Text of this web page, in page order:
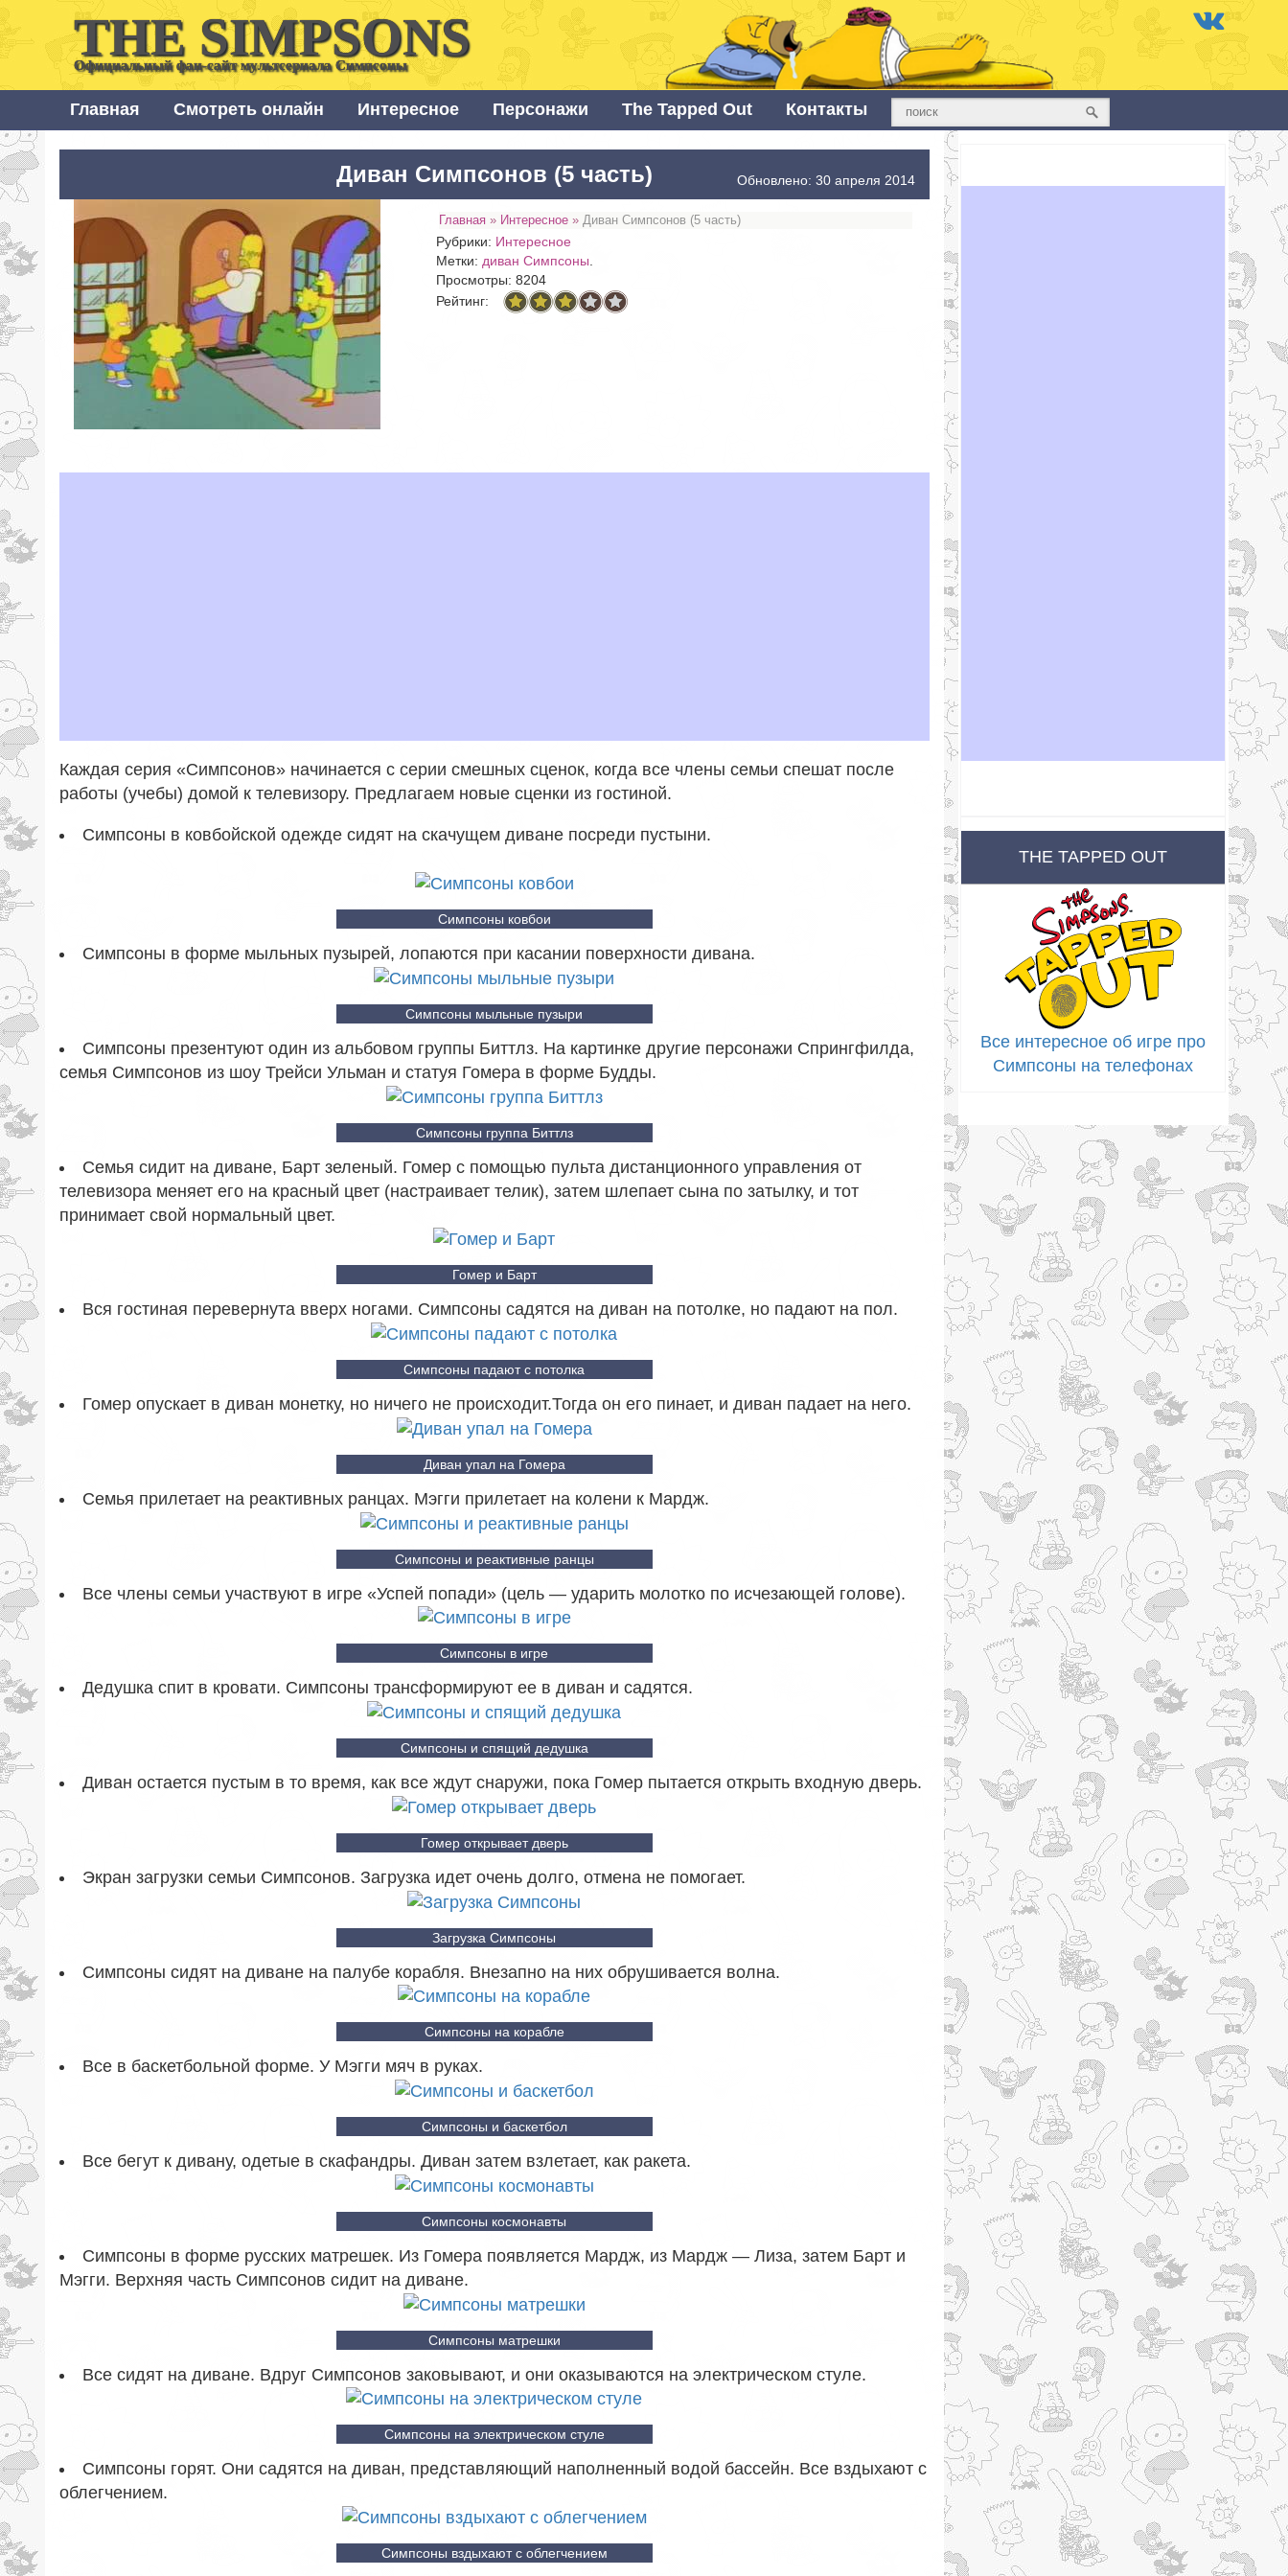
THE SIMPSONS
Официальный фан-сайт мультсериала Симпсоны
Главная Смотреть онлайн Интересное Персонажи The Tapped Out Контакты
Диван Симпсонов (5 часть) Обновлено: 30 апреля 2014
Главная » Интересное »Диван Симпсонов (5 часть)
Рубрики: Интересное
Метки: диван Симпсоны
Просмотры: 8204
Рейтинг:
Каждая серия «Симпсонов» начинается с серии смешных сценок, когда все члены семьи спешат после
работы (учебы) домой к телевизору. Предлагаем новые сценки из гостиной.
Симпсоны в ковбойской одежде сидят на скачущем диване посреди пустыни.
Симпсоны ковбои
Симпсоны в форме мыльных пузырей, лопаются при касании поверхности дивана.
Симпсоны мыльные пузыри
Симпсоны презентуют один из альбовом группы Биттлз. На картинке другие персонажи Спрингфилда,
семья Симпсонов из шоу Трейси Ульман и статуя Гомера в форме Будды.
Симпсоны группа Биттлз
Семья сидит на диване, Барт зеленый. Гомер с помощью пульта дистанционного управления от
телевизора меняет его на красный цвет (настраивает телик), затем шлепает сына по затылку, и тот
принимает свой нормальный цвет.
Гомер и Барт
Вся гостиная перевернута вверх ногами. Симпсоны садятся на диван на потолке, но падают на пол.
Симпсоны падают с потолка
Гомер опускает в диван монетку, но ничего не происходит.Тогда он его пинает, и диван падает на него.
Диван упал на Гомера
Семья прилетает на реактивных ранцах. Мэгги прилетает на колени к Мардж.
Симпсоны и реактивные ранцы
Все члены семьи участвуют в игре «Успей попади» (цель — ударить молотко по исчезающей голове).
Симпсоны в игре
Дедушка спит в кровати. Симпсоны трансформируют ее в диван и садятся.
Симпсоны и спящий дедушка
Диван остается пустым в то время, как все ждут снаружи, пока Гомер пытается открыть входную дверь.
Гомер открывает дверь
Экран загрузки семьи Симпсонов. Загрузка идет очень долго, отмена не помогает.
Загрузка Симпсоны
Симпсоны сидят на диване на палубе корабля. Внезапно на них обрушивается волна.
Симпсоны на корабле
Все в баскетбольной форме. У Мэгги мяч в руках.
Симпсоны и баскетбол
Все бегут к дивану, одетые в скафандры. Диван затем взлетает, как ракета.
Симпсоны космонавты
Симпсоны в форме русских матрешек. Из Гомера появляется Мардж, из Мардж — Лиза, затем Барт и
Мэгги. Верхняя часть Симпсонов сидит на диване.
Симпсоны матрешки
Все сидят на диване. Вдруг Симпсонов заковывают, и они оказываются на электрическом стуле.
Симпсоны на электрическом стуле
Симпсоны горят. Они садятся на диван, представляющий наполненный водой бассейн. Все вздыхают с
облегчением.
Симпсоны вздыхают с облегчением
THE TAPPED OUT
Все интересное об игре про
Симпсоны на телефонах